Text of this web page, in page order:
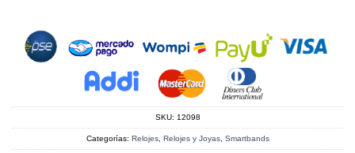
SKU: 12098
Categorías: Relojes, Relojes y Joyas, Smartbands